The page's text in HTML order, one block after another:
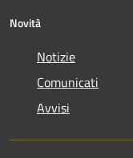
Novità
Notizie
Comunicati
Avvisi